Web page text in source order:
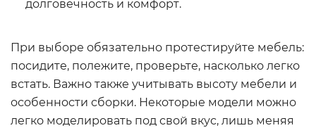
долговечность и комфорт.
При выборе обязательно протестируйте мебель:
посидите, полежите, проверьте, насколько легко
встать. Важно также учитывать высоту мебели и
особенности сборки. Некоторые модели можно
легко моделировать под свой вкус, лишь меняя